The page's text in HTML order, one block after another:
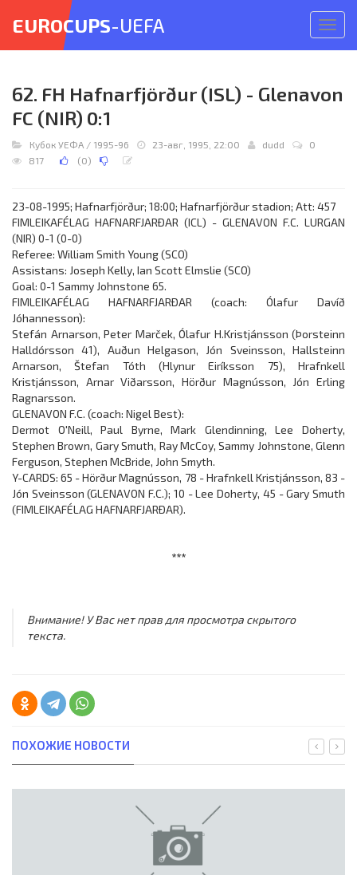
меню
EUROCUPS-UEFA
62. FH Hafnarfjörður (ISL) - Glenavon
FC (NIR) 0:1
Кубок УЕФА / 1995-96 23-авг, 1995, 22:00 dudd
0
817
(0)
23-08-1995; Hafnarfjörður; 18:00; Hafnarfjörður stadion; Att: 457
FIMLEIKAFÉLAG HAFNARFJARÐAR (ICL) - GLENAVON F.C. LURGAN
(NIR) 0-1 (0-0)
Referee: William Smith Young (SCO)
Assistans: Joseph Kelly, Ian Scott Elmslie (SCO)
Goal: 0-1 Sammy Johnstone 65.
FIMLEIKAFÉLAG HAFNARFJARÐAR (coach: Ólafur Davíð
Jóhannesson):
Stefán Arnarson, Peter Marček, Ólafur H.Kristjánsson (Þorsteinn
Halldórsson 41), Auðun Helgason, Jón Sveinsson, Hallsteinn
Arnarson, Štefan Tóth (Hlynur Eiríksson 75), Hrafnkell
Kristjánsson, Arnar Viðarsson, Hörður Magnússon, Jón Erling
Ragnarsson.
GLENAVON F.C. (coach: Nigel Best):
Dermot O'Neill, Paul Byrne, Mark Glendinning, Lee Doherty,
Stephen Brown, Gary Smuth, Ray McCoy, Sammy Johnstone, Glenn
Ferguson, Stephen McBride, John Smyth.
Y-CARDS: 65 - Hörður Magnússon, 78 - Hrafnkell Kristjánsson, 83 -
Jón Sveinsson (GLENAVON F.C.); 10 - Lee Doherty, 45 - Gary Smuth
(FIMLEIKAFÉLAG HAFNARFJARÐAR).
***
Внимание! У Вас нет прав для просмотра скрытого
текста.
ПОХОЖИЕ НОВОСТИ